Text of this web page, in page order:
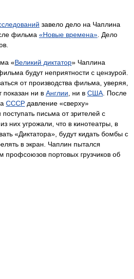
завело дело на Чаплина
фильма «Новые времена» . Дело
«Великий диктатор» Чаплина
будут неприятности с цензурой.
от производства фильма, уверяя,
показан ни в Англии , ни в США . После
СССР давление «сверху»
письма от зрителей с
них угрожали, что в кинотеатры, в
«Диктатора», будут кидать бомбы с
в экран. Чаплин пытался
профсоюзов портовых грузчиков об